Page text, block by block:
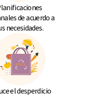
de acuerdo a
necesidades.
el desperdicio